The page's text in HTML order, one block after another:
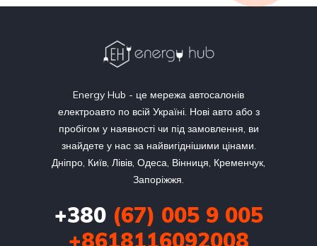
Energy Hub - це мережа автосалонів
електроавто по всій Україні. Нові авто або з
пробігом у наявності чи під замовлення, ви
знайдете у нас за найвигіднішими цінами.
Дніпро, Київ, Лівів, Одеса, Вінниця, Кременчук,
Запоріжжя.
+380(67) 005 9 005
+8618116092008